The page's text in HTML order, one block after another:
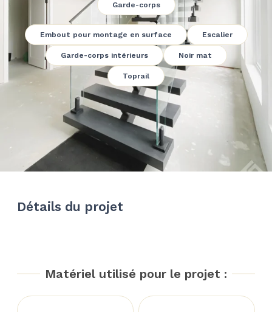
Garde-corps
Embout pour montage en surface Escalier
Garde-corps intérieurs Noir mat
Toprail
Détails du projet
Matériel utilisé pour le projet :